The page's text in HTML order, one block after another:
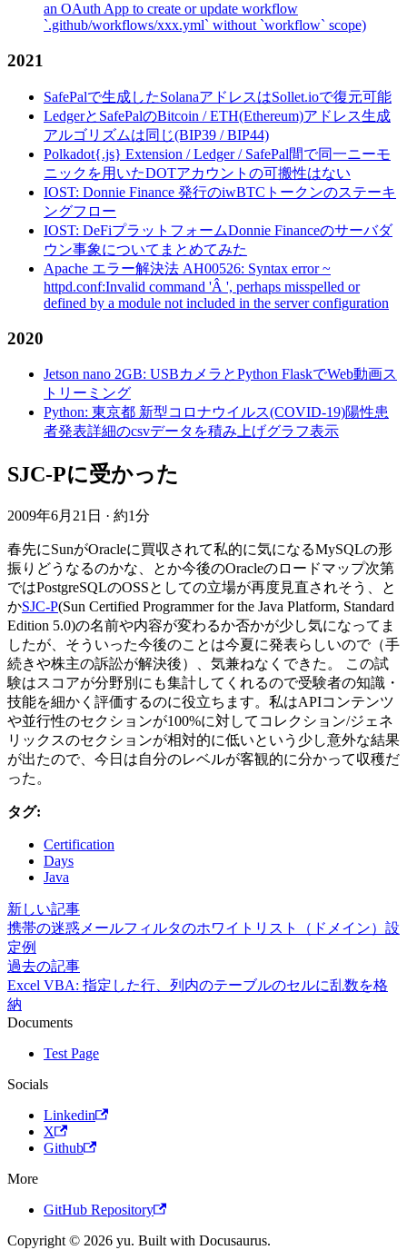
an OAuth App to create or update workflow
`.github/workflows/xxx.yml` without `workflow` scope)
2021
SafePalで生成したSolanaアドレスはSollet.ioで復元可能
LedgerとSafePalのBitcoin / ETH(Ethereum)アドレス生成
アルゴリズムは同じ(BIP39 / BIP44)
Polkadot{.js} Extension / Ledger / SafePal間で同一ニーモ
ニックを用いたDOTアカウントの可搬性はない
IOST: Donnie Finance 発行のiwBTCトークンのステーキ
ングフロー
IOST: DeFiプラットフォームDonnie Financeのサーバダ
ウン事象についてまとめてみた
Apache エラー解決法 AH00526: Syntax error ~
httpd.conf:Invalid command 'Â ', perhaps misspelled or
defined by a module not included in the server configuration
2020
Jetson nano 2GB: USBカメラとPython FlaskでWeb動画ス
トリーミング
Python: 東京都 新型コロナウイルス(COVID-19)陽性患
者発表詳細のcsvデータを積み上げグラフ表示
SJC-Pに受かった
2009年6月21日 · 約1分
春先にSunがOracleに買収されて私的に気になるMySQLの形
振りどうなるのかな、とか今後のOracleのロードマップ次第
ではPostgreSQLのOSSとしての立場が再度見直されそう、と
かSJC-P(Sun Certified Programmer for the Java Platform, Standard
Edition 5.0)の名前や内容が変わるか否かが少し気になってま
したが、そういった今後のことは今夏に発表らしいので（手
続きや株主の訴訟が解決後）、気兼ねなくできた。 この試
験はスコアが分野別にも集計してくれるので受験者の知識・
技能を細かく評価するのに役立ちます。私はAPIコンテンツ
や並行性のセクションが100%に対してコレクション/ジェネ
リックスのセクションが相対的に低いという少し意外な結果
が出たので、今日は自分のレベルが客観的に分かって収穫だ
った。
タグ:
Certification
Days
Java
新しい記事
携帯の迷惑メールフィルタのホワイトリスト（ドメイン）設
定例
過去の記事
Excel VBA: 指定した行、列内のテーブルのセルに乱数を格
納
Documents
Test Page
Socials
Linkedin
X
Github
More
GitHub Repository
Copyright © 2026 yu. Built with Docusaurus.